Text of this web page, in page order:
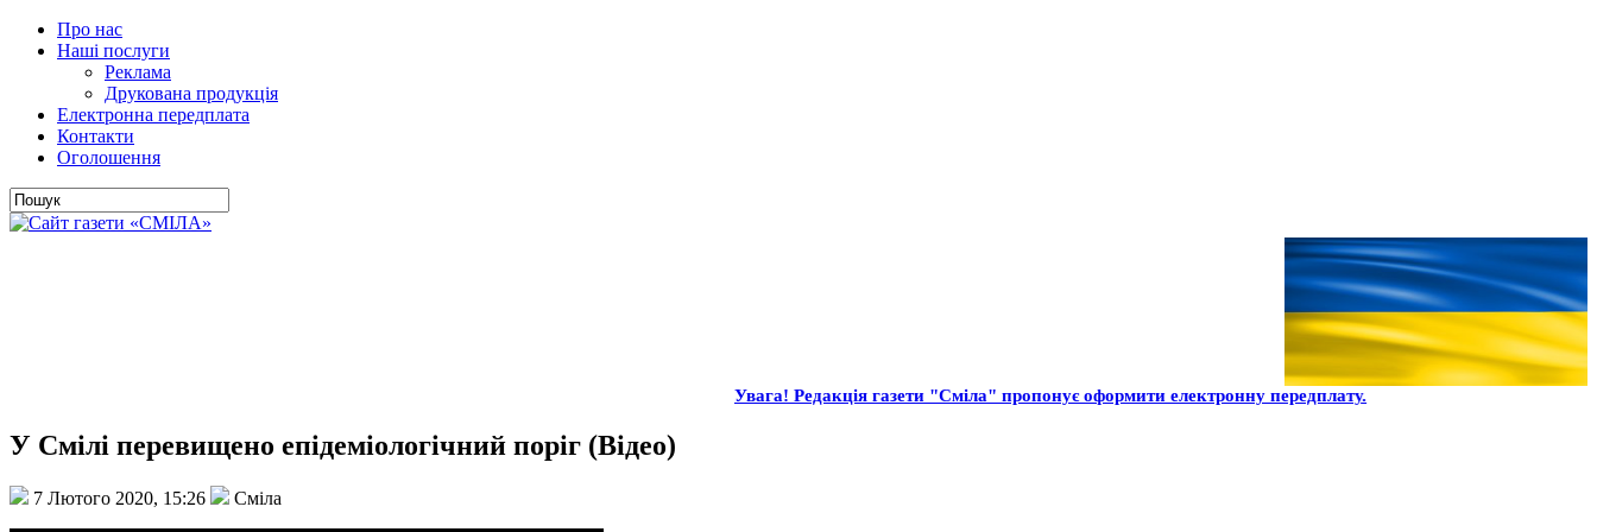
Про нас
Наші послуги
Реклама
Друкована продукція
Електронна передплата
Контакти
Оголошення
Увага! Редакція газети "Сміла" пропонує оформити електронну передплату.
У Смілі перевищено епідеміологічний поріг (Відео)
7 Лютого 2020, 15:26 Сміла